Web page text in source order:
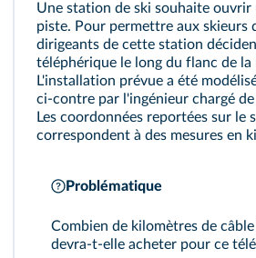
Une station de ski souhaite ouvrir
piste. Pour permettre aux skieurs
dirigeants de cette station
téléphérique le long du flanc de la
L'installation prévue a été
ci-contre par l'ingénieur chargé
Les coordonnées reportées sur le
correspondent à des mesures en
Problématique
Combien de kilomètres de
devra-t-elle acheter pour ce